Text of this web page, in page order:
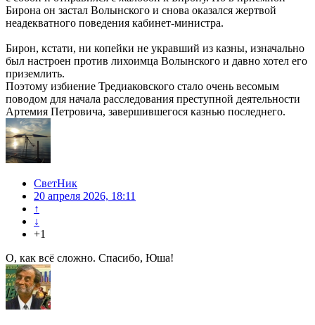
Бирона он застал Волынского и снова оказался жертвой
неадекватного поведения кабинет-министра.
Бирон, кстати, ни копейки не укравший из казны, изначально
был настроен против лихоимца Волынского и давно хотел его
приземлить.
Поэтому избиение Тредиаковского стало очень весомым
поводом для начала расследования преступной деятельности
Артемия Петровича, завершившегося казнью последнего.
СветНик
20 апреля 2026, 18:11
↑
↓
+1
О, как всё сложно. Спасибо, Юша!